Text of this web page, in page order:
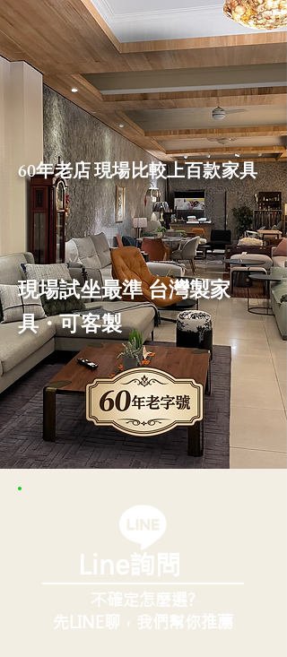
60年老店 現場比較上百款家具
現場試坐最準 台灣製家
具・可客製
Line詢問
不確定怎麼選?
先LINE聊，我們幫你推薦